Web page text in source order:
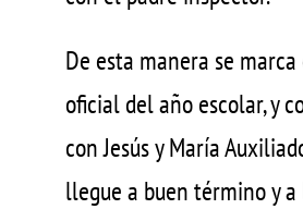
De esta manera se
oficial del año escolar, y
con Jesús y María
llegue a buen término y